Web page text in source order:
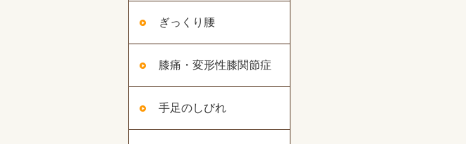
ぎっくり腰
膝痛・変形性膝関節症
手足のしびれ